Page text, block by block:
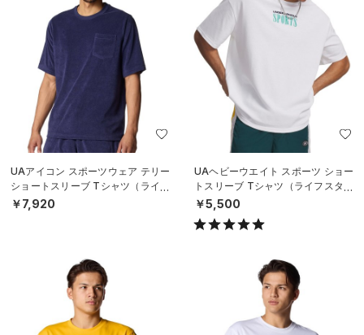
UAアイコン スポーツウェア テリー
ショートスリーブ Tシャツ（ライフ
スタイル/MEN）
￥7,920
UAヘビーウエイト スポーツ ショー
トスリーブ Tシャツ（ライフスタイ
ル/MEN）
￥5,500